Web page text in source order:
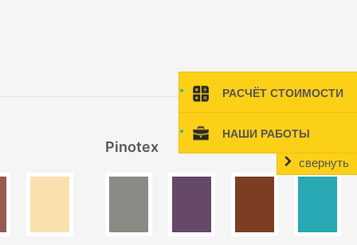
РАСЧЁТ СТОИМОСТИ
НАШИ РАБОТЫ
свернуть
Pinotex